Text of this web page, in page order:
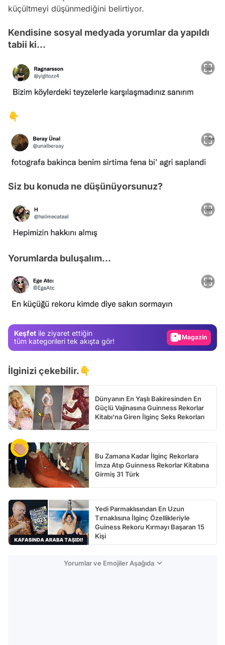
küçültmeyi düşünmediğini belirtiyor.
Kendisine sosyal medyada yorumlar da yapıldı
tabii ki...
👇
Siz bu konuda ne düşünüyorsunuz?
Yorumlarda buluşalım...
Keşfet ile ziyaret ettiğin
tüm kategorileri tek akışta gör!
Test
Video
İlginizi çekebilir.👇
Dünyanın En Yaşlı Bakiresinden En
Güçlü Vajinasına Guinness Rekorlar
Kitabı'na Giren İlginç Seks Rekorları
Bu Zamana Kadar İlginç Rekorlara
İmza Atıp Guinness Rekorlar Kitabına
Girmiş 31 Türk
Yedi Parmaklısından En Uzun
Tırnaklısına İlginç Özellikleriyle
Guiness Rekoru Kırmayı Başaran 15
Kişi
Yorumlar ve Emojiler Aşağıda